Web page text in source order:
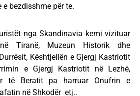
bezdisshme për te.
nga Skandinavia kemi vizituar
Tiranë, Muzeun Historik dhe
Kështjellën e Gjergj Kastriotit
e Gjergj Kastriotit në Lezhë,
të Beratit pa harruar Onufrin e
në Shkodër etj..